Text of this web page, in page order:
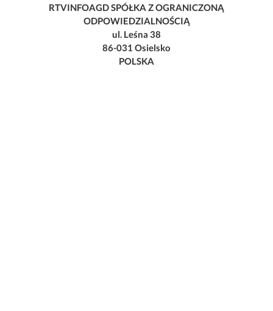
RTVINFOAGD SPÓŁKA Z OGRANICZONĄ
ODPOWIEDZIALNOŚCIĄ
ul. Leśna 38
86-031 Osielsko
POLSKA